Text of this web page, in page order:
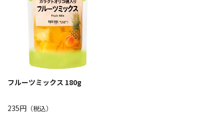
フルーツミックス 180g
235円 （税込）